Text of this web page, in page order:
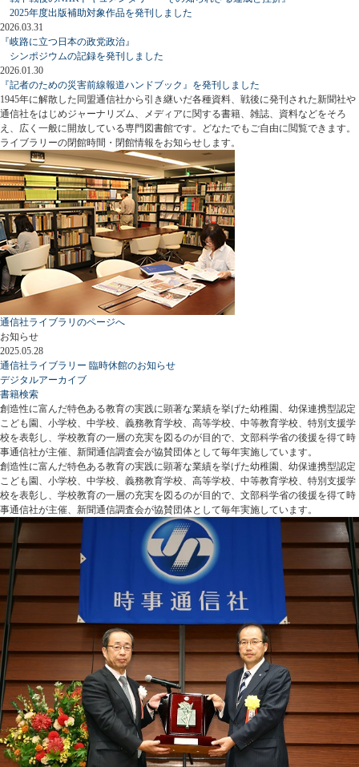
2025年度出版補助対象作品を発刊しました
2026.03.31
『岐路に立つ日本の政党政治』
シンポジウムの記録を発刊しました
2026.01.30
『記者のための災害前線報道ハンドブック』を発刊しました
1945年に解散した同盟通信社から引き継いだ各種資料、戦後に発刊された新聞社や
通信社をはじめジャーナリズム、メディアに関する書籍、雑誌、資料などをそろ
え、広く一般に開放している専門図書館です。どなたでもご自由に閲覧できます。
ライブラリーの閉館時間・閉館情報をお知らせします。
通信社ライブラリのページへ
お知らせ
2025.05.28
通信社ライブラリー 臨時休館のお知らせ
デジタルアーカイブ
書籍検索
創造性に富んだ特色ある教育の実践に顕著な業績を挙げた幼稚園、幼保連携型認定
こども園、小学校、中学校、義務教育学校、高等学校、中等教育学校、特別支援学
校を表彰し、学校教育の一層の充実を図るのが目的で、文部科学省の後援を得て時
事通信社が主催、新聞通信調査会が協賛団体として毎年実施しています。
創造性に富んだ特色ある教育の実践に顕著な業績を挙げた幼稚園、幼保連携型認定
こども園、小学校、中学校、義務教育学校、高等学校、中等教育学校、特別支援学
校を表彰し、学校教育の一層の充実を図るのが目的で、文部科学省の後援を得て時
事通信社が主催、新聞通信調査会が協賛団体として毎年実施しています。